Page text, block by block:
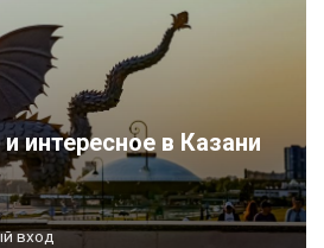
интересное в Казани
вход